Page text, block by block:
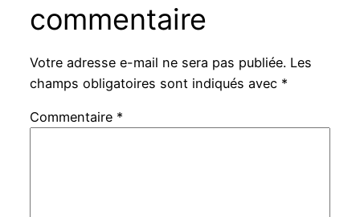
commentaire
Votre adresse e-mail ne sera pas publiée. Les
champs obligatoires sont indiqués avec *
Commentaire *